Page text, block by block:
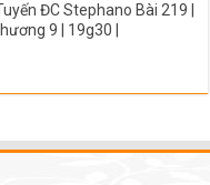
ĐC Stephano Bài 219 |
9 | 19g30 |